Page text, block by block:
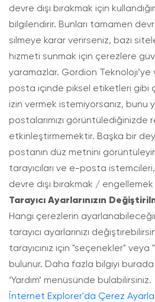
devre dışı bırakmak için
bilgilendirir. Bunları tamamen
silmeye karar verirseniz, bazı
hizmeti sunmak için çerezlere
yaramazlar. Gordion
posta içinde piksel etiketleri gibi
izin vermek istemiyorsanız, bunu
postalarımızı görüntülediğinizde
etkinleştirmemektir. Başka bir
postanın düz metnini
tarayıcıları ve e-posta
devre dışı bırakmak / engellemek
Tarayıcı Ayarlarınızın
Hangi çerezlerin
tarayıcı ayarlarınızı
tarayıcınız için "seçenekler"
bulunur. Daha fazla bilgiyi burada
‘Yardım’ menüsünde bulabilirsiniz.
İnternet Explorer'da Çerez